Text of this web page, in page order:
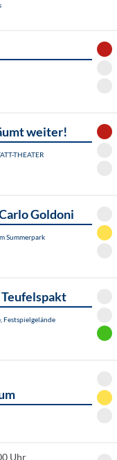
weiter!
THEATER
Goldoni
Summerpark
Festspielgelände
Uhr